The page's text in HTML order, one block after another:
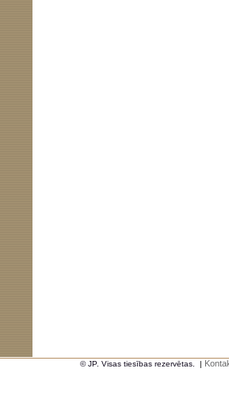
© JP. Visas tiesības rezervētas. |